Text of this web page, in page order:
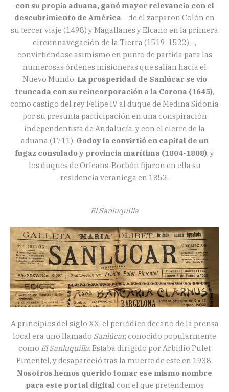
con su propia aduana, ganó mayor relevancia con el
descubrimiento de América —de él zarparon Colón en
su tercer viaje (1498) y Magallanes y Elcano en la primera
circunnavegación de la Tierra (1519-1522)—,
convirtiéndose asimismo en punto de partida para las
numerosas órdenes misioneras que salían hacia el
Nuevo Mundo. La prosperidad de Sanlúcar se vio
truncada con su reincorporación a la Corona (1645),
como castigo del rey Felipe IV al duque de Medina Sidonia
por su presunta participación en una conspiración
independentista de Andalucía, y con el cierre de la
aduana (1711). Godoy la convirtió en capital de un
fugaz consulado y provincia marítima (1804-1808), y
los duques de Orleans-Borbón fijaron en ella su
residencia veraniega en 1852.
El Sanluquilla
A principios del siglo XX, el periódico decano de la prensa
local era uno llamado Sanlúcar, conocido popularmente
como El Sanluquilla. Estaba dirigido por Arbidio Pulet
Pimentel, y desapareció tras la muerte de este en 1938.
Nosotros hemos querido tomar ese mismo nombre
para este portal digitalcon el que pretendemos